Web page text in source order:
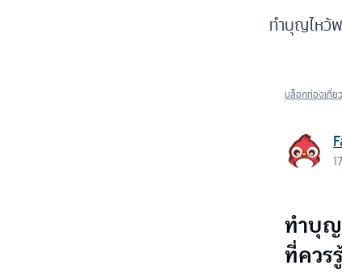
ทำบุญไหว้
บล็อกท่องเที่ยว
ทำบุญ
ที่ควร